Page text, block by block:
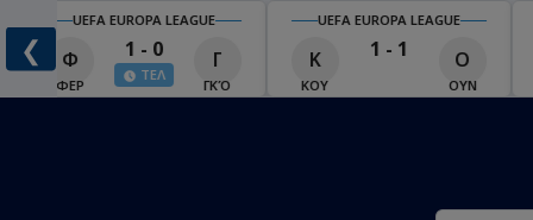
❮
UEFA EUROPA LEAGUE
Φ
ΦΕΡ
1 - 0
ΤΕΛ
Γ
ΓΚΌ
UEFA EUROPA LEAGUE
Κ
ΚΟΥ
1 - 1 Ο
ΟΥΝ